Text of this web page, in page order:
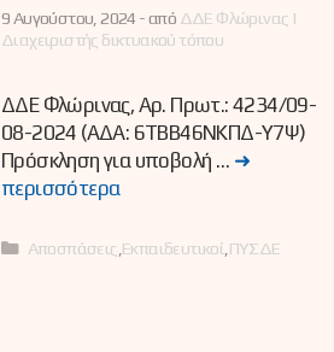
9 Αυγούστου, 2024 -από ΔΔΕ Φλώρινας |
Διαχειριστής δικτυακού τόπου
ΔΔΕ Φλώρινας, Αρ. Πρωτ.: 4234/09-
08-2024 (ΑΔΑ: 6ΤΒΒ46ΝΚΠΔ-Υ7Ψ)
Πρόσκληση για υποβολή … ➜
περισσότερα
Κατηγορίες
Αποσπάσεις Εκπαιδευτικοί ΠΥΣΔΕ